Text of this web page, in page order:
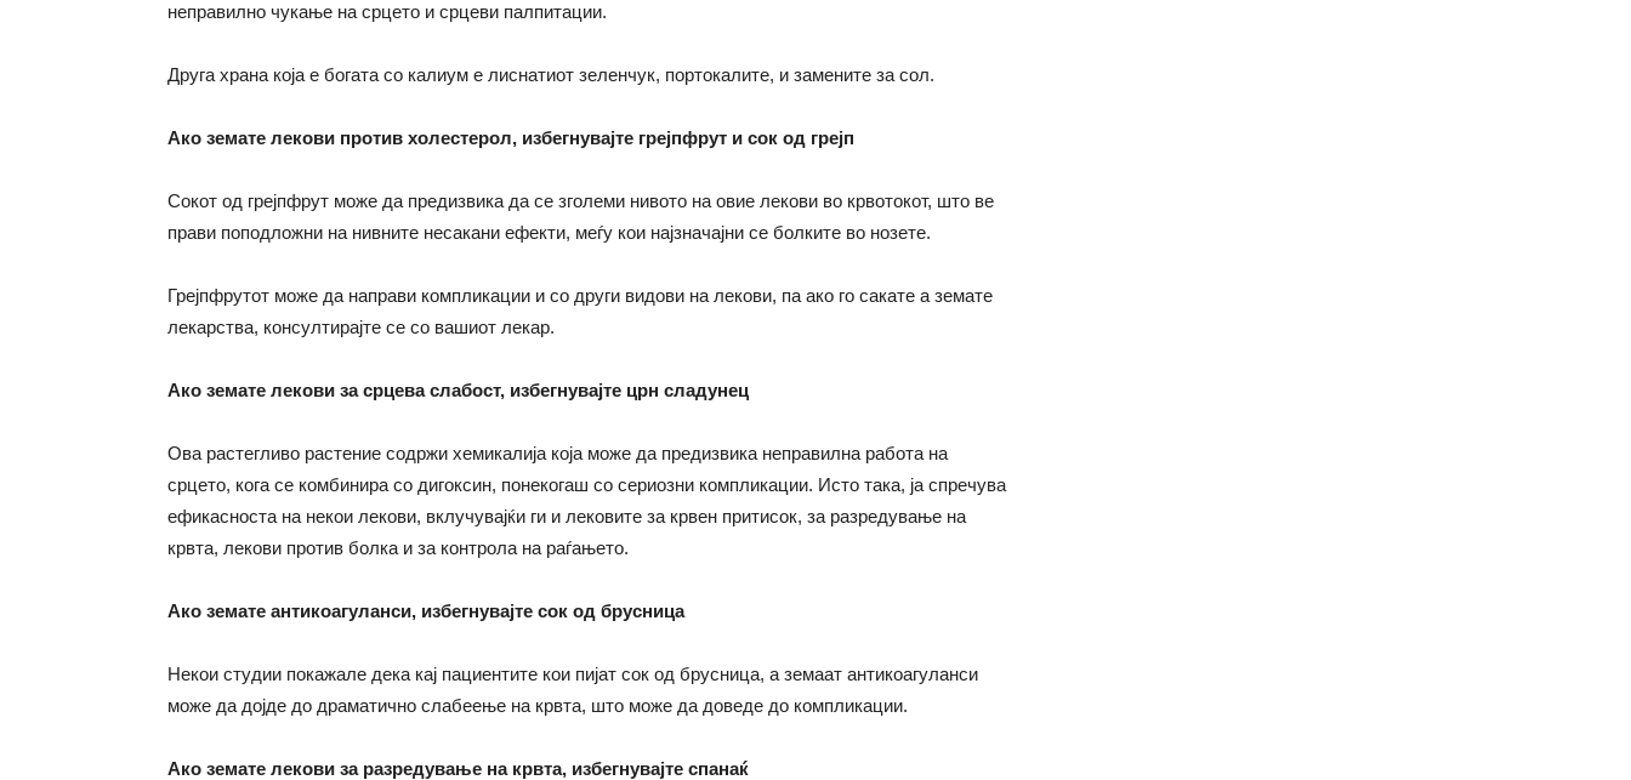
неправилно чукање на срцето и срцеви палпитации.
Друга храна која е богата со калиум е лиснатиот зеленчук, портокалите, и замените за сол.
Ако земате лекови против холестерол, избегнувајте грејпфрут и сок од грејп
Сокот од грејпфрут може да предизвика да се зголеми нивото на овие лекови во крвотокот, што ве
прави поподложни на нивните несакани ефекти, меѓу кои најзначајни се болките во нозете.
Грејпфрутот може да направи компликации и со други видови на лекови, па ако го сакате а земате
лекарства, консултирајте се со вашиот лекар.
Ако земате лекови за срцева слабост, избегнувајте црн сладунец
Ова растегливо растение содржи хемикалија која може да предизвика неправилна работа на
срцето, кога се комбинира со дигоксин, понекогаш со сериозни компликации. Исто така, ја спречува
ефикасноста на некои лекови, вклучувајќи ги и лековите за крвен притисок, за разредување на
крвта, лекови против болка и за контрола на раѓањето.
Ако земате антикоагуланси, избегнувајте сок од брусница
Некои студии покажале дека кај пациентите кои пијат сок од брусница, а земаат антикоагуланси
може да дојде до драматично слабеење на крвта, што може да доведе до компликации.
Ако земате лекови за разредување на крвта, избегнувајте спанаќ